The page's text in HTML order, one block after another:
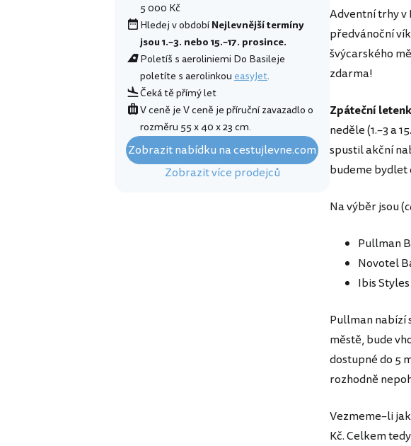
5 000 Kč
Hledej v obdobíNejlevnější termíny
jsou 1.–3. nebo 15.–17. prosince.
Poletíš s aeroliniemi Do Basileje
poletíte s aerolinkoueasyJet.
Čeká tě přímý let
V ceně je V ceně je příruční zavazadlo o
rozměru 55 x 40 x 23 cm.
Zobrazit nabídku na cestujlevne.com
Zobrazit více prodejců
Adventní trhy v
předvánoční
švýcarského
zdarma!
Zpáteční
neděle (1.–3 a
spustil akční
budeme bydlet
Na výběr jsou (
Pullman
Novotel
Ibis
Pullman nabízí
městě, bude
dostupné do 5
rozhodně
Vezmeme–li
Kč. Celkem tedy